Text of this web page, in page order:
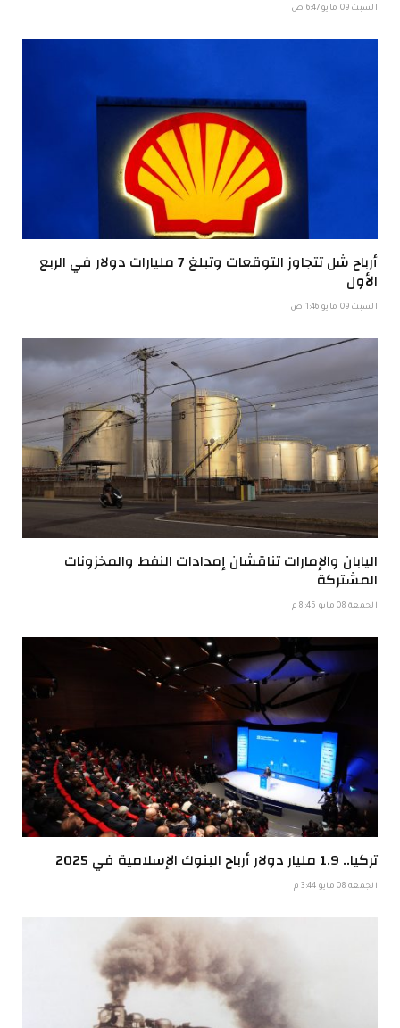
السبت 09 مايو 6:47 ص
أرباح شل تتجاوز التوقعات وتبلغ 7 مليارات دولار في الربع
الأول
السبت 09 مايو 1:46 ص
اليابان والإمارات تناقشان إمدادات النفط والمخزونات
المشتركة
الجمعة 08 مايو 8:45 م
تركيا.. 1.9 مليار دولار أرباح البنوك الإسلامية في 2025
الجمعة 08 مايو 3:44 م